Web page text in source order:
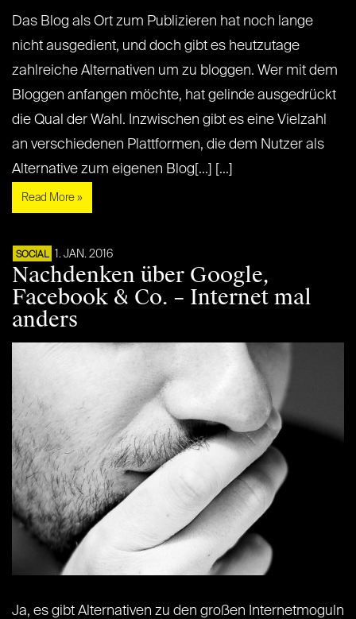
Das Blog als Ort zum Publizieren hat noch lange
nicht ausgedient, und doch gibt es heutzutage
zahlreiche Alternativen um zu bloggen. Wer mit dem
Bloggen anfangen möchte, hat gelinde ausgedrückt
die Qual der Wahl. Inzwischen gibt es eine Vielzahl
an verschiedenen Plattformen, die dem Nutzer als
Alternative zum eigenen Blog[...] [...]
Read More »
SOCIAL 1. JAN. 2016
Nachdenken über Google,
Facebook & Co. – Internet mal
anders
Ja, es gibt Alternativen zu den großen Internetmoguln